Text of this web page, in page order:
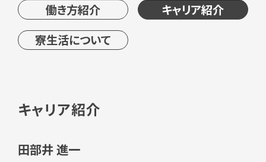
働き方紹介
キャリア紹介
寮生活について
キャリア紹介
田部井 進一